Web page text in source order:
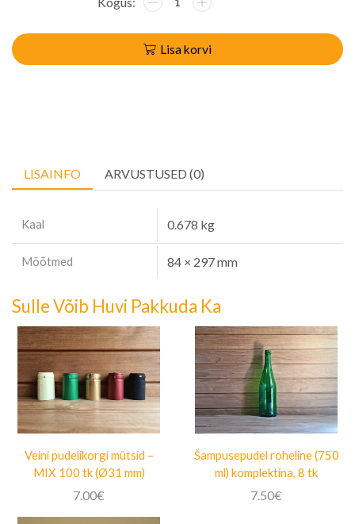
Lisa korvi
LISAINFO ARVUSTUSED (0)
Kaal 0.678 kg
Mõõtmed 84 × 297 mm
Sulle Võib Huvi Pakkuda Ka
Veini pudelikorgi mütsid –
MIX 100 tk (Ø31 mm)
7.00€
Šampusepudel roheline (750
ml) komplektina, 8 tk
7.50€